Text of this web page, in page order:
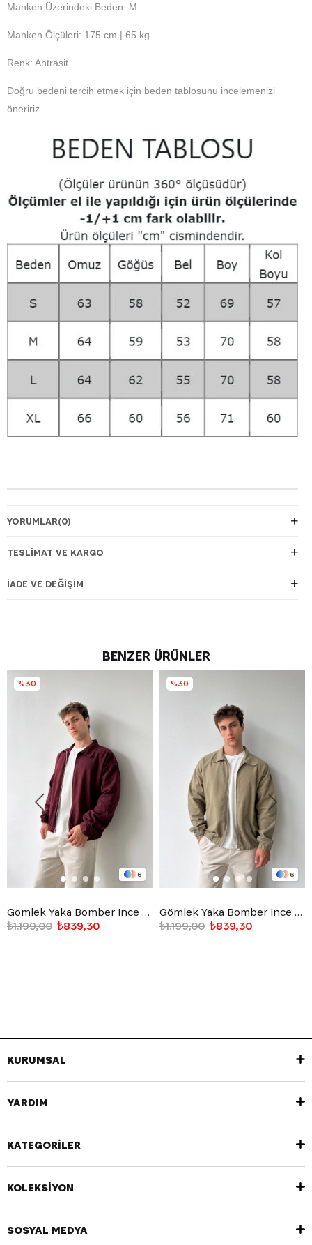
Manken Üzerindeki Beden: M
Manken Ölçüleri: 175 cm | 65 kg
Renk: Antrasit
Doğru bedeni tercih etmek için beden tablosunu incelemenizi
öneririz.
YORUMLAR(0)
TESLIMAT VE KARGO
İADE VE DEĞIŞIM
BENZER ÜRÜNLER
6
Gömlek Yaka Bomber İnce Ceket
₺839,30
₺1.199,00
%30
6
Gömlek Yaka Bomber İnce Ceket
₺839,30
₺1.199,00
%30
KURUMSAL
YARDIM
KATEGORİLER
KOLEKSİYON
SOSYAL MEDYA